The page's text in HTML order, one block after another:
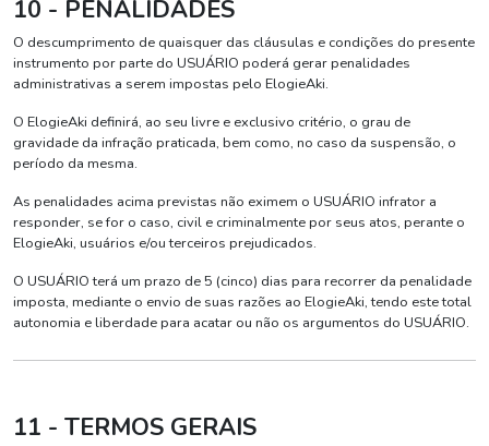
10 - PENALIDADES
O descumprimento de quaisquer das cláusulas e condições do presente
instrumento por parte do USUÁRIO poderá gerar penalidades
administrativas a serem impostas pelo ElogieAki.
O ElogieAki definirá, ao seu livre e exclusivo critério, o grau de
gravidade da infração praticada, bem como, no caso da suspensão, o
período da mesma.
As penalidades acima previstas não eximem o USUÁRIO infrator a
responder, se for o caso, civil e criminalmente por seus atos, perante o
ElogieAki, usuários e/ou terceiros prejudicados.
O USUÁRIO terá um prazo de 5 (cinco) dias para recorrer da penalidade
imposta, mediante o envio de suas razões ao ElogieAki, tendo este total
autonomia e liberdade para acatar ou não os argumentos do USUÁRIO.
11 - TERMOS GERAIS